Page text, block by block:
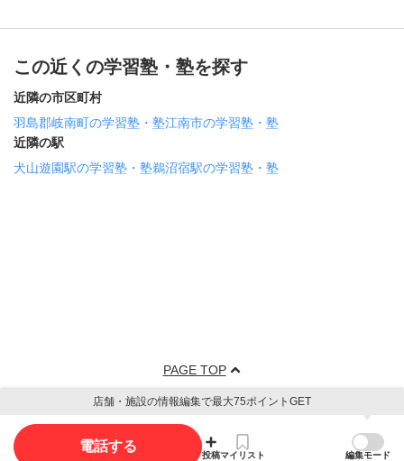
この近くの学習塾・塾を探す
近隣の市区町村
羽島郡岐南町の学習塾・塾江南市の学習塾・塾
近隣の駅
犬山遊園駅の学習塾・塾鵜沼宿駅の学習塾・塾
PAGE TOP
店舗・施設の情報編集で最大75ポイントGET
電話する
投稿マイリスト 編集モード